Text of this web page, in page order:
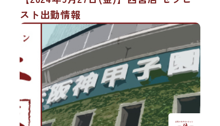
スト出勤情報